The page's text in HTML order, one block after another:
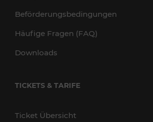
Beförderungsbedingungen
Häufige Fragen (FAQ)
Downloads
TICKETS & TARIFE
Ticket Übersicht